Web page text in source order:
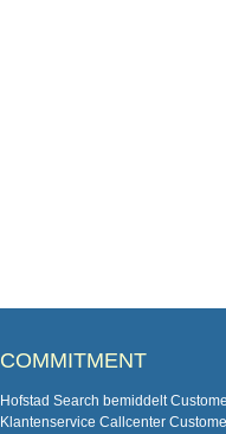
COMMITMENT
Hofstad Search bemiddelt
Klantenservice Callcenter